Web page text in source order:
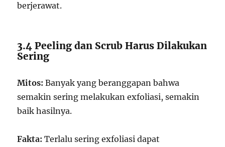
berjerawat.
3.4 Peeling dan Scrub Harus Dilakukan
Sering
Mitos: Banyak yang beranggapan bahwa
semakin sering melakukan exfoliasi, semakin
baik hasilnya.
Fakta: Terlalu sering exfoliasi dapat